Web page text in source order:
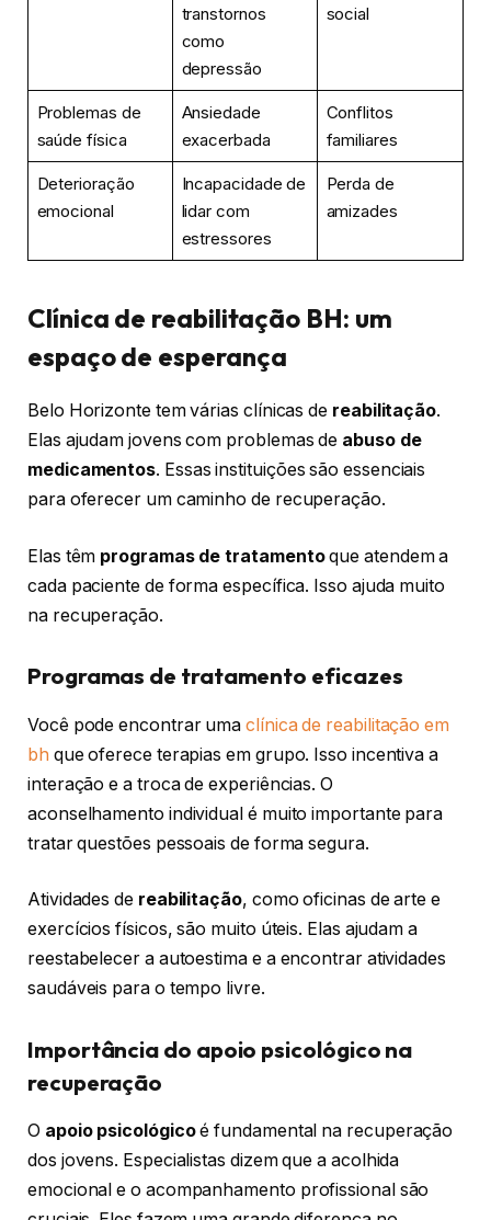
transtornos
como
depressão
social
Problemas de
saúde física
Ansiedade
exacerbada
Conflitos
familiares
Deterioração
emocional
Incapacidade de
lidar com
estressores
Perda de
amizades
Clínica de reabilitação BH: um
espaço de esperança
Belo Horizonte tem várias clínicas de reabilitação.
Elas ajudam jovens com problemas de abuso de
medicamentos. Essas instituições são essenciais
para oferecer um caminho de recuperação.
Elas têm programas de tratamentoque atendem a
cada paciente de forma específica. Isso ajuda muito
na recuperação.
Programas de tratamento eficazes
Você pode encontrar umaclínica de reabilitação em
bh que oferece terapias em grupo. Isso incentiva a
interação e a troca de experiências. O
aconselhamento individual é muito importante para
tratar questões pessoais de forma segura.
Atividades de reabilitação, como oficinas de arte e
exercícios físicos, são muito úteis. Elas ajudam a
reestabelecer a autoestima e a encontrar atividades
saudáveis para o tempo livre.
Importância do apoio psicológico na
recuperação
O apoio psicológicoé fundamental na recuperação
dos jovens. Especialistas dizem que a acolhida
emocional e o acompanhamento profissional são